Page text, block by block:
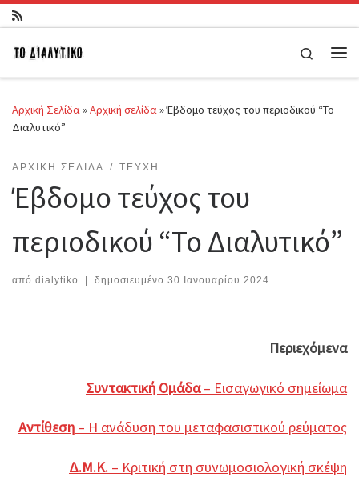
Μετάβαση στο περιεχόμενο
Search
Αρχική Σελίδα»Αρχική σελίδα»Έβδομο τεύχος του περιοδικού “Το
Διαλυτικό”
ΑΡΧΙΚΉ ΣΕΛΊΔΑ ΤΕΎΧΗ
Έβδομο τεύχος του
περιοδικού “Το Διαλυτικό”
από dialytiko | δημοσιευμένο 30 Ιανουαρίου 2024
Περιεχόμενα
Συντακτική Ομάδα– Εισαγωγικό σημείωμα
Αντίθεση – Η ανάδυση του μεταφασιστικού ρεύματος
Δ.Μ.Κ. – Κριτική στη συνωμοσιολογική σκέψη